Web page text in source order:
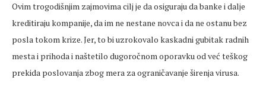
Ovim trogodišnjim zajmovima cilj je da osiguraju da banke i dalje
kreditiraju kompanije, da im ne nestane novca i da ne ostanu bez
posla tokom krize. Jer, to bi uzrokovalo kaskadni gubitak radnih
mesta i prihoda i naštetilo dugoročnom oporavku od već teškog
prekida poslovanja zbog mera za ograničavanje širenja virusa.